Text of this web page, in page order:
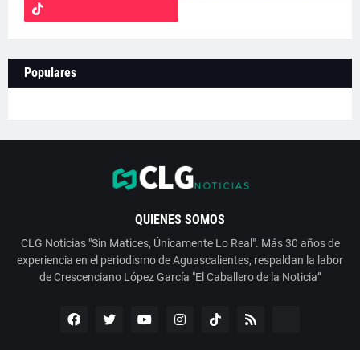
Populares
QUIENES SOMOS
CLG Noticias "Sin Matices, Únicamente Lo Real". Más 30 años de
experiencia en el periodismo de Aguascalientes, respaldan la labor
de Crescenciano López García "El Caballero de la Noticia”